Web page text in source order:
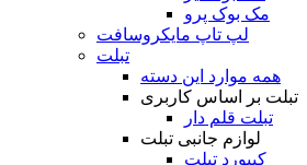
مک بوک پرو
لپ تاپ مایکروسافت
تبلت
همه موارد این دسته
تبلت بر اساس کاربری
تبلت قلم دار
لوازم جانبی تبلت
کیبورد تبلت